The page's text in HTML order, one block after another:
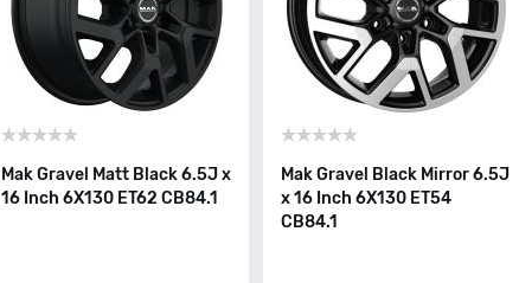
Mak Gravel Matt Black 6.5J x
16 Inch 6X130 ET62 CB84.1
Mak Gravel Black Mirror 6.5J
x 16 Inch 6X130 ET54
CB84.1